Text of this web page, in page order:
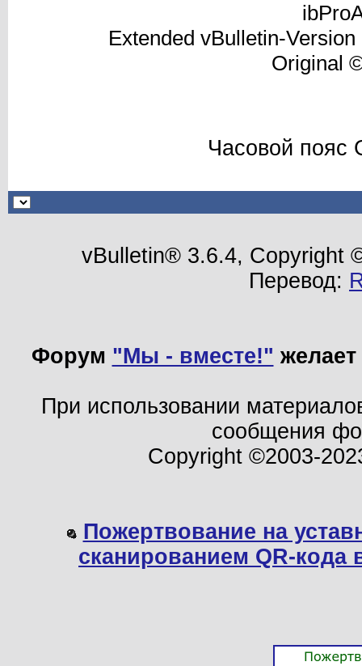
Extended vBulletin-
Original
Часовой пояс
vBulletin® 3.6.4, Copyright
Перевод:
Форум "Мы - вместе!"
При использовании
сообщения
Copyright ©2003-
Пожертвование на
сканированием QR-